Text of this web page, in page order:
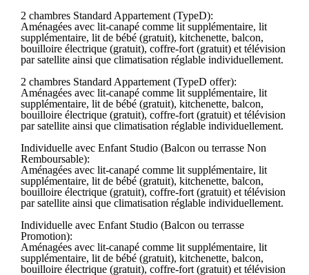
2 chambres Standard Appartement (TypeD):
Aménagées avec lit-canapé comme lit supplémentaire, lit
supplémentaire, lit de bébé (gratuit), kitchenette, balcon,
bouilloire électrique (gratuit), coffre-fort (gratuit) et télévision
par satellite ainsi que climatisation réglable individuellement.
2 chambres Standard Appartement (TypeD offer):
Aménagées avec lit-canapé comme lit supplémentaire, lit
supplémentaire, lit de bébé (gratuit), kitchenette, balcon,
bouilloire électrique (gratuit), coffre-fort (gratuit) et télévision
par satellite ainsi que climatisation réglable individuellement.
Individuelle avec Enfant Studio (Balcon ou terrasse Non
Remboursable):
Aménagées avec lit-canapé comme lit supplémentaire, lit
supplémentaire, lit de bébé (gratuit), kitchenette, balcon,
bouilloire électrique (gratuit), coffre-fort (gratuit) et télévision
par satellite ainsi que climatisation réglable individuellement.
Individuelle avec Enfant Studio (Balcon ou terrasse
Promotion):
Aménagées avec lit-canapé comme lit supplémentaire, lit
supplémentaire, lit de bébé (gratuit), kitchenette, balcon,
bouilloire électrique (gratuit), coffre-fort (gratuit) et télévision